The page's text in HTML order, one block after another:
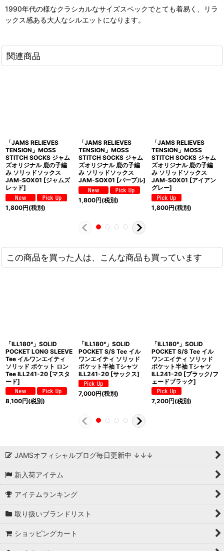
1990年代の様なクラシカルなサイズスペックでとても着易く、リラ
ックス感ある大人なシルエットになります。
関連商品
「JAMS RELIEVES
TENSION」MOSS
STITCH SOCKS ジャム
ズオリジナル 鹿の子編
み ソリッドソックス
JAM-SOX01 [ジャムズ
レッド]
1,800円(税別)
「JAMS RELIEVES
TENSION」MOSS
STITCH SOCKS ジャム
ズオリジナル 鹿の子編
み ソリッドソックス
JAM-SOX01 [パープル]
1,800円(税別)
「JAMS RELIEVES
TENSION」MOSS
STITCH SOCKS ジャム
ズオリジナル 鹿の子編
み ソリッドソックス
JAM-SOX01 [アイアン
グレー]
1,800円(税別)
この商品を買った人は、こんな商品も買っています
「ILL180°」SOLID
POCKET LONG SLEEVE
Tee イルワンエイティ
ソリッド ポケット ロン
Tee ILL241-20 [マスタ
ード]
8,100円(税別)
「ILL180°」SOLID
POCKET S/S Tee イル
ワンエイティ ソリッド
ポケット半袖 Tシャツ
ILL241-20 [サックス]
7,000円(税別)
「ILL180°」SOLID
POCKET S/S Tee イル
ワンエイティ ソリッド
ポケット半袖 Tシャツ
ILL241-20 [ブラック/フ
ェードブラック]
7,200円(税別)
JAMSオフィシャルブログ毎日更新中 ↓↓↓
新入荷アイテム
アイテムランキング
取り扱いブランドリスト
ショッピングカート